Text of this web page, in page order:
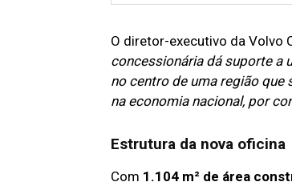
O diretor-executivo da Volvo
concessionária dá suporte a
no centro de uma região que
na economia nacional, por
Estrutura da nova oficina
Com 1.104 m² de área